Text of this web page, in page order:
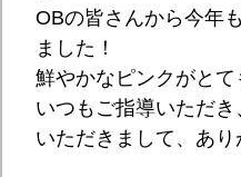
OBの皆さんから今年
ました！
鮮やかなピンクがとて
いつもご指導いただ
いただきまして、あり